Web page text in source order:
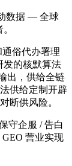
数据 — 全球
俗代办署理
发的核默算法
出，供给全链
供给定制开辟
断供风险。
守企服 / 告白
营业实现